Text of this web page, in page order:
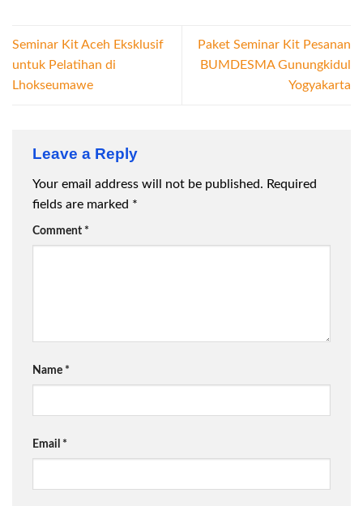
Seminar Kit Aceh Eksklusif
untuk Pelatihan di
Lhokseumawe
Paket Seminar Kit Pesanan
BUMDESMA Gunungkidul
Yogyakarta
Leave a Reply
Your email address will not be published. Required
fields are marked *
Comment *
Name *
Email *